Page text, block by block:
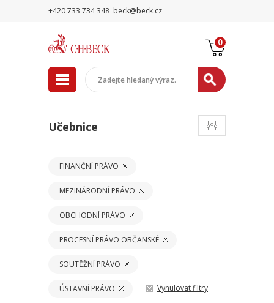
+420 733 734 348 beck@beck.cz
0
Učebnice
FINANČNÍ PRÁVO
MEZINÁRODNÍ PRÁVO
OBCHODNÍ PRÁVO
PROCESNÍ PRÁVO OBČANSKÉ
SOUTĚŽNÍ PRÁVO
ÚSTAVNÍ PRÁVO Vynulovat filtry